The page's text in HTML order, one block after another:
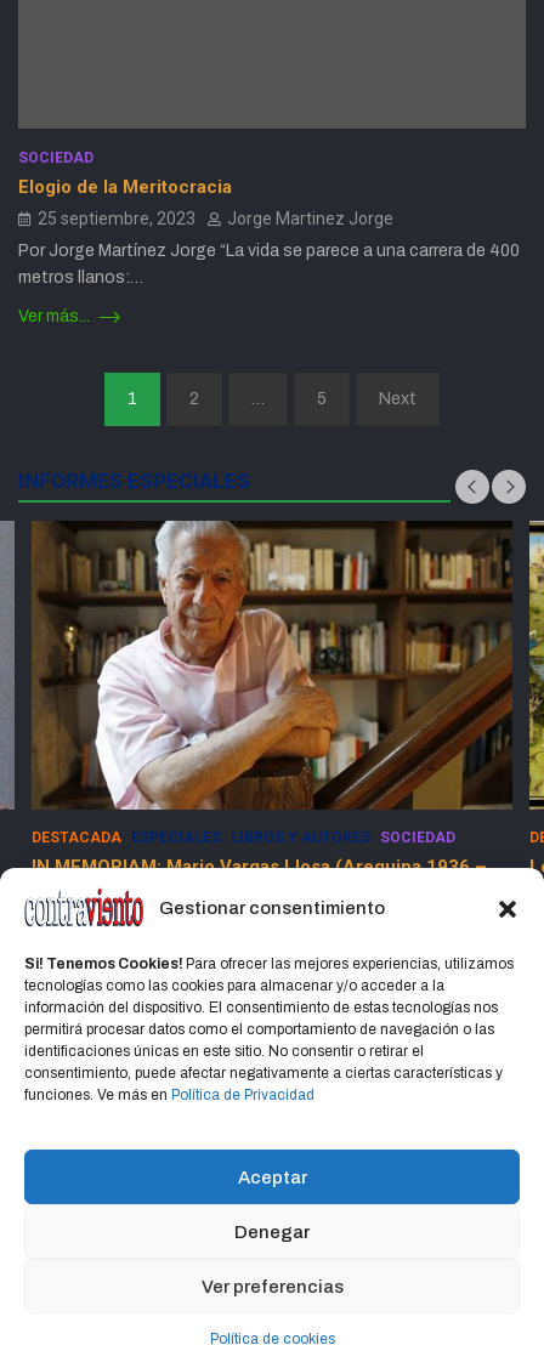
Gestionar consentimiento
Si! Tenemos Cookies! Para ofrecer las mejores experiencias, utilizamos
tecnologías como las cookies para almacenar y/o acceder a la
información del dispositivo. El consentimiento de estas tecnologías nos
permitirá procesar datos como el comportamiento de navegación o las
identificaciones únicas en este sitio. No consentir o retirar el
consentimiento, puede afectar negativamente a ciertas características y
funciones. Ve más en Política de Privacidad
Aceptar
Denegar
Ver preferencias
Política de cookies
SOCIEDAD
Elogio de la Meritocracia
25 septiembre, 2023 Jorge Martinez Jorge
Por Jorge Martínez Jorge “La vida se parece a una carrera de 400
metros llanos:…
Ver más...
Paginación
entradas
1 2 … 5 Next
INFORMES ESPECIALES
DESTACADA ESPECIALES SOCIEDAD
Los Dolores de la Guerra Flamenca
13 marzo, 2025 Jorge Martinez Jorge
Home Política de privacidad
CONTACTO
CONTRAVIENTO
Portal Hospedado en Hosting Montevideo Más de 15 años de